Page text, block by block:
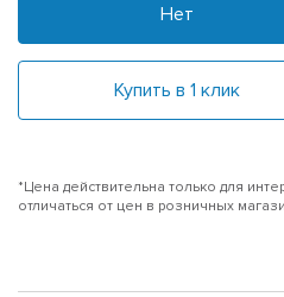
Нет
Купить в 1 клик
*Цена действительна только для
отличаться от цен в розничных